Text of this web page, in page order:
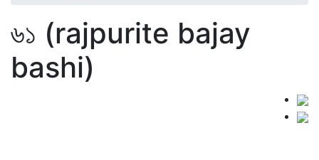
৬১ (rajpurite bajay
bashi)